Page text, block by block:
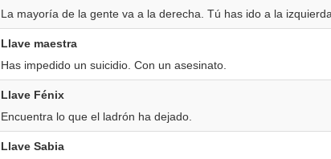
La mayoría de la gente va a la derecha. Tú has ido a la izquierda.
Llave maestra
Has impedido un suicidio. Con un asesinato.
Llave Fénix
Encuentra lo que el ladrón ha dejado.
Llave Sabia